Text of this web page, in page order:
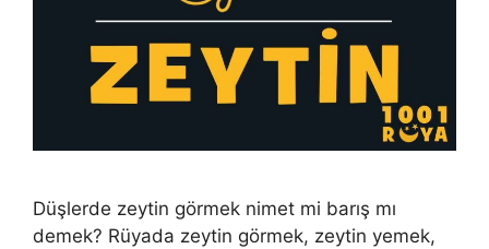
Düşlerde zeytin görmek nimet mi barış mı
demek? Rüyada zeytin görmek, zeytin yemek,